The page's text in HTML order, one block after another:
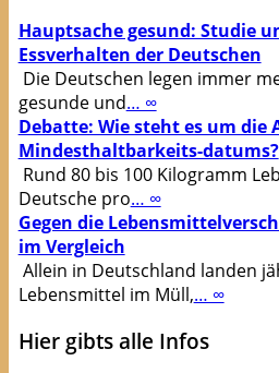
Hauptsache gesund: Studie
Essverhalten der Deutschen
Die Deutschen legen immer
gesunde und… ∞
Debatte: Wie steht es um die
Mindesthaltbarkeits-datums?
Rund 80 bis 100 Kilogramm
Deutsche pro… ∞
Gegen die
im Vergleich
Allein in Deutschland landen
Lebensmittel im Müll,… ∞
Hier gibts alle Infos